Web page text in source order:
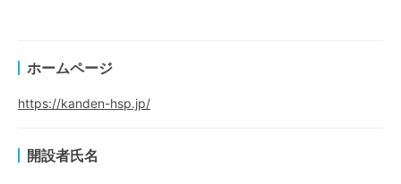
ホームページ
https://kanden-hsp.jp/
開設者氏名